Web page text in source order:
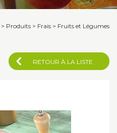
> Produits > Frais > Fruits et Légumes
RETOUR À LA LISTE